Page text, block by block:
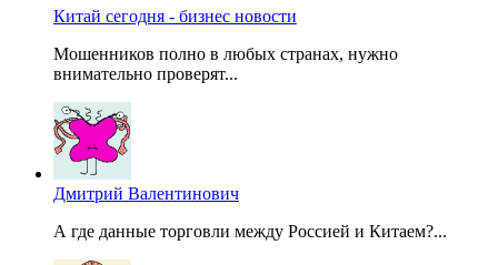
Китай сегодня - бизнес новости
Мошенников полно в любых странах, нужно
внимательно проверят...
Дмитрий Валентинович
А где данные торговли между Россией и Китаем?...